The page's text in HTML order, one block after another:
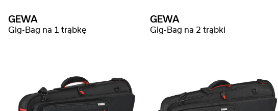
GEWA
Gig-Bag na 1 trąbkę
GEWA
Gig-Bag na 2 trąbki